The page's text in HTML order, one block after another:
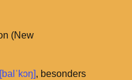
(New
[balˈkɔŋ] , besonders